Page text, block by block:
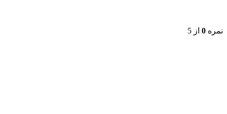
نمره 0 از 5